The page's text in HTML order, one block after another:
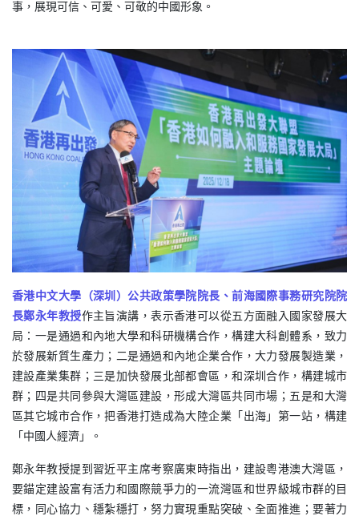
事，展現可信、可愛、可敬的中國形象。
香港中文大學（深圳）公共政策學院院長、前海國際事務研究院院
長鄭永年教授作主旨演講，表示香港可以從五方面融入國家發展大
局：一是通過和內地大學和科研機構合作，構建大科創體系，致力
於發展新質生產力；二是通過和內地企業合作，大力發展製造業，
建設產業集群；三是加快發展北部都會區，和深圳合作，構建城市
群；四是共同參與大灣區建設，形成大灣區共同市場；五是和大灣
區其它城市合作，把香港打造成為大陸企業「出海」第一站，構建
「中國人經濟」。
鄭永年教授提到習近平主席考察廣東時指出，建設粵港澳大灣區，
要錨定建設富有活力和國際競爭力的一流灣區和世界級城市群的目
標，同心協力、穩紮穩打，努力實現重點突破、全面推進；要著力